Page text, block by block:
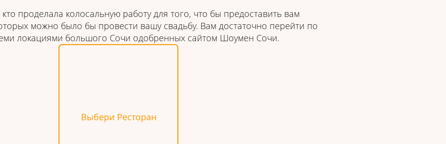
проделала колосальную работу для того, что бы предоставить вам
можно было бы провести вашу свадьбу. Вам достаточно перейти по
локациями большого Сочи одобренных сайтом Шоумен Сочи.
Выбери Ресторан